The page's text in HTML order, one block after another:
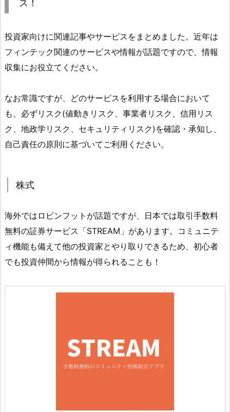
ス！
投資家向けに関連記事やサービスをまとめました。近年は
フィンテック関連のサービスや情報が話題ですので、情報
収集にお役立てください。
なお常識ですが、どのサービスを利用する場合において
も、必ずリスク(値動きリスク、事業者リスク、信用リス
ク、地政学リスク、セキュリティリスク)を確認・承知し、
自己責任の原則に基づいてご利用ください。
株式
海外ではロビンフットが話題ですが、日本では取引手数料
無料の証券サービス「STREAM」があります。コミュニテ
ィ機能も備えて他の投資家とやり取りできるため、初心者
でも投資仲間から情報が得られることも！